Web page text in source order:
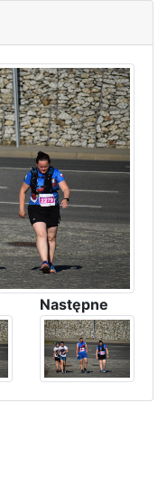
Następne